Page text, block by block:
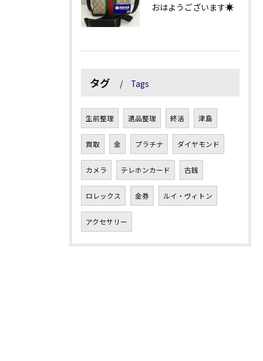
おはようございます☀
タグ Tags
生前整理 遺品整理 終活 津島
買取 金 プラチナ ダイヤモンド
カメラ テレホンカード 古銭
ロレックス 金券 ルイ・ヴィトン
アクセサリー